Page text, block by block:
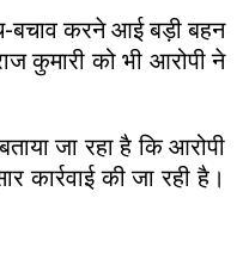
बचाव करने आई बड़ी बहन
कुमारी को भी आरोपी ने
जा रहा है कि आरोपी
कार्रवाई की जा रही है।